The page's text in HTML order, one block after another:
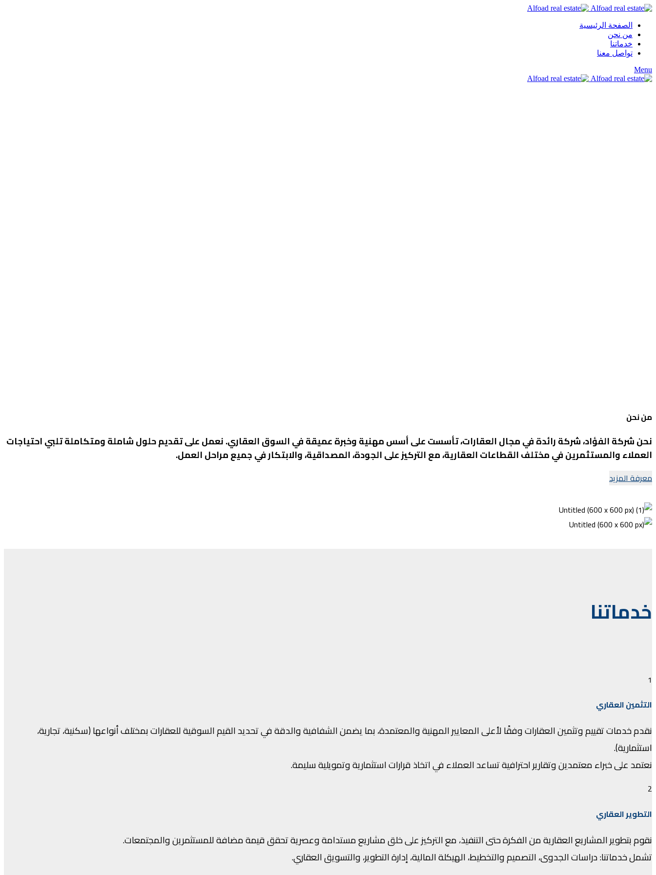
الصفحة الرئيسية
من نحن
خدماتنا
تواصل معنا
Menu
من نحن
نحن شركة الفؤاد، شركة رائدة في مجال العقارات، تأسست على أسس مهنية وخبرة عميقة في السوق العقاري. نعمل على تقديم حلول شاملة ومتكاملة تلبي احتياجات
العملاء والمستثمرين في مختلف القطاعات العقارية، مع التركيز على الجودة، المصداقية، والابتكار في جميع مراحل العمل.
معرفة المزيد
خدماتنا
1
التثمين العقاري
نقدم خدمات تقييم وتثمين العقارات وفقًا لأعلى المعايير المهنية والمعتمدة، بما يضمن الشفافية والدقة في تحديد القيم السوقية للعقارات بمختلف أنواعها (سكنية، تجارية،
استثمارية).
نعتمد على خبراء معتمدين وتقارير احترافية تساعد العملاء في اتخاذ قرارات استثمارية وتمويلية سليمة.
2
التطوير العقاري
نقوم بتطوير المشاريع العقارية من الفكرة حتى التنفيذ، مع التركيز على خلق مشاريع مستدامة وعصرية تحقق قيمة مضافة للمستثمرين والمجتمعات.
تشمل خدماتنا: دراسات الجدوى، التصميم والتخطيط، الهيكلة المالية، إدارة التطوير، والتسويق العقاري.